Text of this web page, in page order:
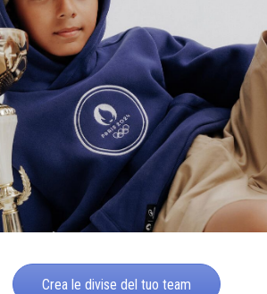
Crea le divise del tuo team